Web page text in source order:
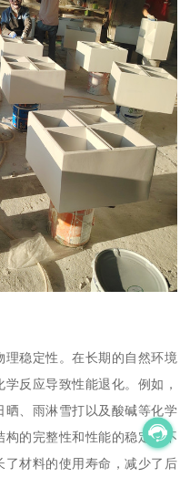
稳定性。在长期的自然环境
反应导致性能退化。例如，
、雨淋雪打以及酸碱等化学
的完整性和性能的稳定，不
材料的使用寿命，减少了后